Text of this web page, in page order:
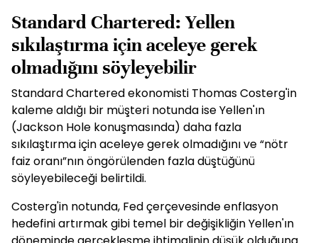
Standard Chartered: Yellen
sıkılaştırma için aceleye gerek
olmadığını söyleyebilir
Standard Chartered ekonomisti Thomas Costerg'in
kaleme aldığı bir müşteri notunda ise Yellen'ın
(Jackson Hole konuşmasında) daha fazla
sıkılaştırma için aceleye gerek olmadığını ve “nötr
faiz oranı”nın öngörülenden fazla düştüğünü
söyleyebileceği belirtildi.
Costerg'in notunda, Fed çerçevesinde enflasyon
hedefini artırmak gibi temel bir değişikliğin Yellen'ın